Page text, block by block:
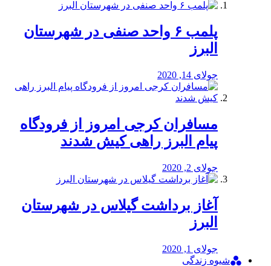
پلمب ۶ واحد صنفی در شهرستان
البرز
جولای 14, 2020
مسافران کرجی امروز از فرودگاه
پیام البرز راهی کیش شدند
جولای 2, 2020
آغاز برداشت گیلاس در شهرستان
البرز
جولای 1, 2020
شیوه زندگی